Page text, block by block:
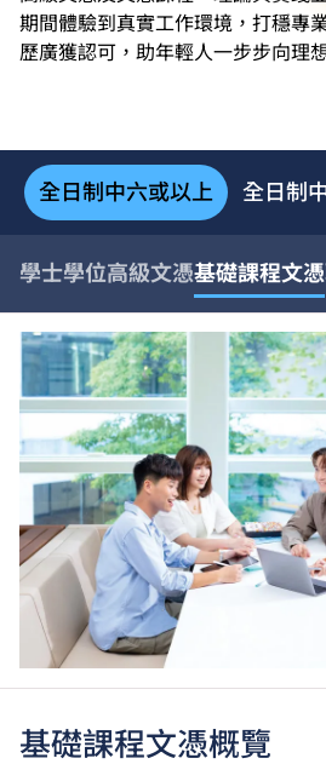
期間體驗到真實工作環境，打穩專
歷廣獲認可，助年輕人一步步向理
全日制中六或以上 全日制
學士學位高級文憑基礎課程文憑
基礎課程文憑概覽